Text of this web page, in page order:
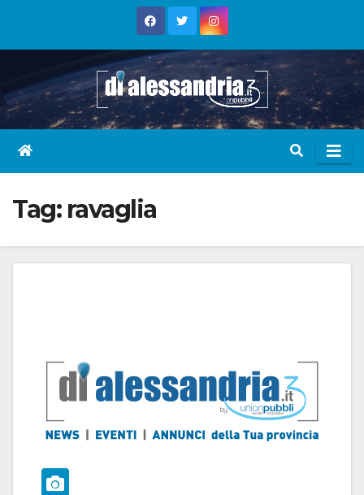
Tag: ravaglia